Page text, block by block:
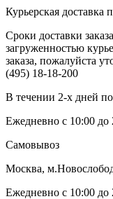
Курьерская
Сроки доставки
загруженностью
заказа, пожалуйста
(495) 18-18-200
В течении 2-х дней
Ежедневно с 10:00 до
Самовывоз
Москва,
Ежедневно с 10:00 до